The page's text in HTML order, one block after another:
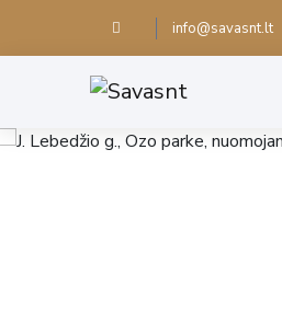
info@savasnt.lt